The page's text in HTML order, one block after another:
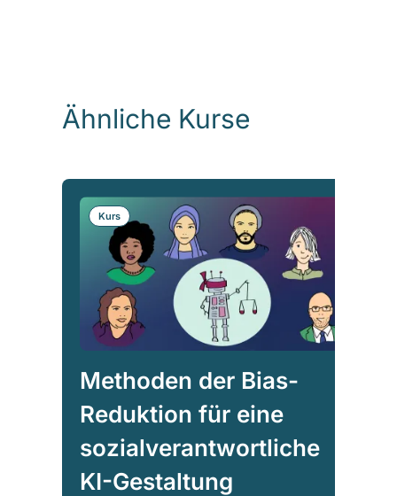
Ähnliche Kurse
Kurs
Methoden der Bias-
Reduktion für eine
sozialverantwortliche
KI-Gestaltung